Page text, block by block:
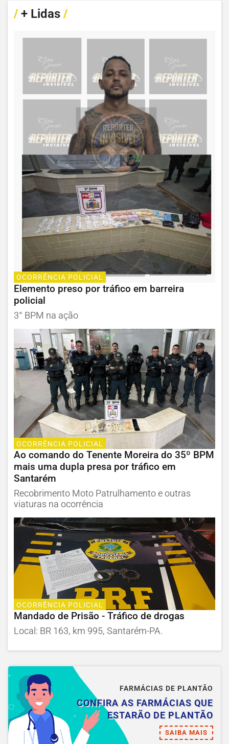
/+ Lidas /
OCORRÊNCIA POLICIAL
Elemento preso por tráfico em barreira
policial
3° BPM na ação
OCORRÊNCIA POLICIAL
Ao comando do Tenente Moreira do 35º BPM
mais uma dupla presa por tráfico em
Santarém
Recobrimento Moto Patrulhamento e outras
viaturas na ocorrência
OCORRÊNCIA POLICIAL
Mandado de Prisão - Tráfico de drogas
Local: BR 163, km 995, Santarém-PA.
FARMÁCIAS DE PLANTÃO
CONFIRA AS FARMÁCIAS QUE
ESTARÃO DE PLANTÃO
SAIBA MAIS